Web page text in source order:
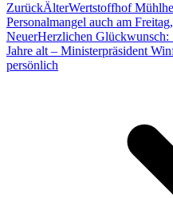
ZurückÄlterWertstoffhof
Personalmangel auch am
NeuerHerzlichen
Jahre alt – Ministerpräsident
persönlich